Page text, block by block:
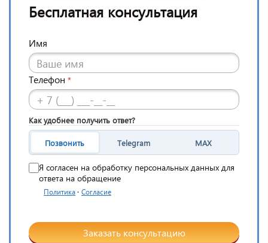
Бесплатная консультация
Имя
Телефон *
Как удобнее получить ответ?
Позвонить Telegram MAX
Я согласен на обработку персональных данных для
ответа на обращение
Политика · Согласие
Заказать консультацию